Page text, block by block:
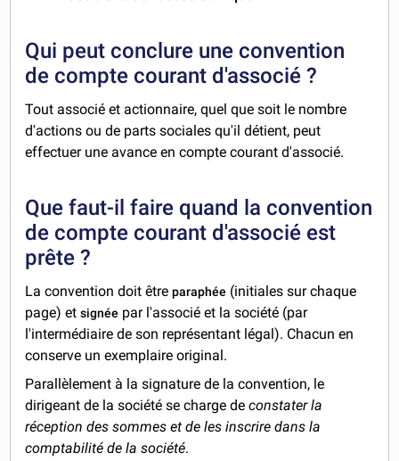
Qui peut conclure une convention
de compte courant d'associé ?
Tout associé et actionnaire, quel que soit le nombre
d'actions ou de parts sociales qu'il détient, peut
effectuer une avance en compte courant d'associé.
Que faut-il faire quand la convention
de compte courant d'associé est
prête ?
La convention doit êtreparaphée (initiales sur chaque
page) etsignée par l'associé et la société (par
l'intermédiaire de son représentant légal). Chacun en
conserve un exemplaire original.
Parallèlement à la signature de la convention, le
dirigeant de la société se charge deconstater la
réception des sommes et de les inscrire dans la
comptabilité de la société.